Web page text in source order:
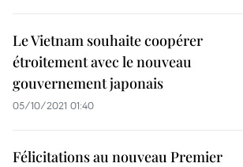
Le Vietnam souhaite coopérer
étroitement avec le nouveau
gouvernement japonais
05/10/2021 01:40
Félicitations au nouveau Premier